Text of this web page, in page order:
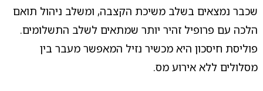
שכבר נמצאים בשלב משיכת הקצבה, ומשלב ניהול תואם
הלכה עם פרופיל זהיר יותר שמתאים לשלב התשלומים.
פוליסת חיסכון היא מכשיר נזיל המאפשר מעבר בין
מסלולים ללא אירוע מס.